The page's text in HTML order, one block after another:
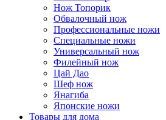
Нож Топорик
Обвалочный нож
Профессиональные ножи
Специальные ножи
Универсальный нож
Филейный нож
Цай Дао
Шеф нож
Янагиба
Японские ножи
Товары для дома